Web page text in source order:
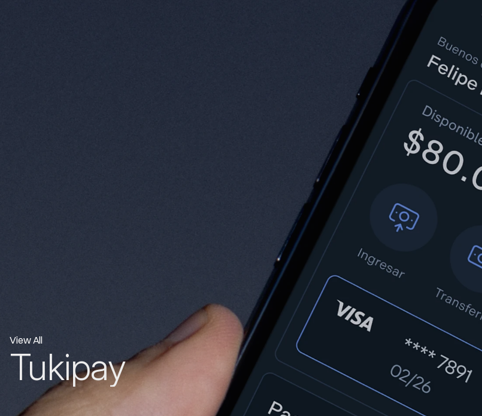
View All
Tukipay